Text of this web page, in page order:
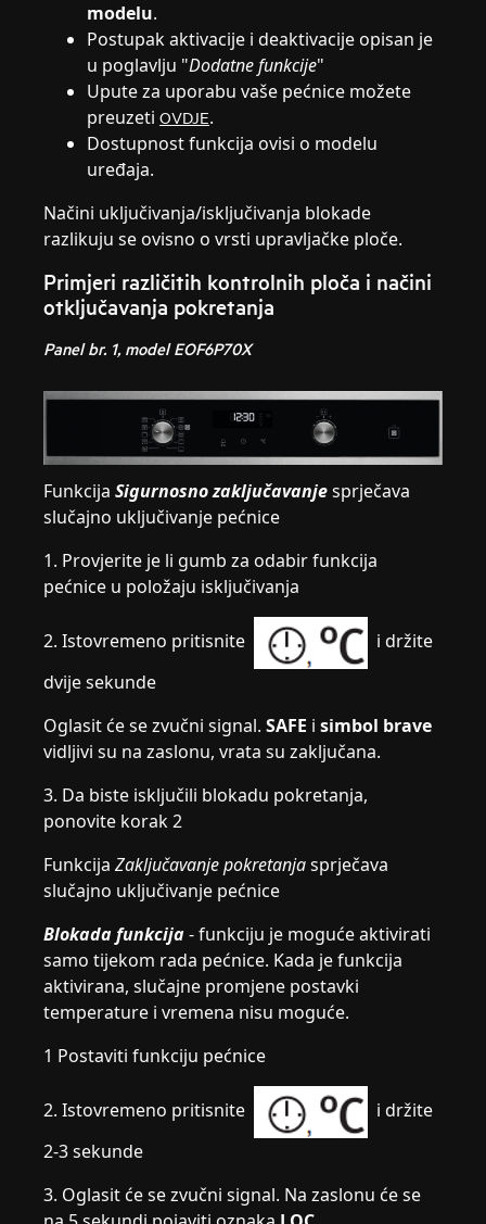
modelu.
Postupak aktivacije i deaktivacije opisan je
u poglavlju "Dodatne funkcije"
Upute za uporabu vaše pećnice možete
preuzetiOVDJE.
Dostupnost funkcija ovisi o modelu
uređaja.
Načini uključivanja/isključivanja blokade
razlikuju se ovisno o vrsti upravljačke ploče.
Primjeri različitih kontrolnih ploča i načini
otključavanja pokretanja
Panel br. 1, model EOF6P70X
FunkcijaSigurnosno zaključavanjesprječava
slučajno uključivanje pećnice
1. Provjerite je li gumb za odabir funkcija
pećnice u položaju isključivanja
2. Istovremeno pritisnite
i držite
dvije sekunde
Oglasit će se zvučni signal.SAFE isimbol brave
vidljivi su na zaslonu, vrata su zaključana.
3. Da biste isključili blokadu pokretanja,
ponovite korak 2
FunkcijaZaključavanje pokretanjasprječava
slučajno uključivanje pećnice
Blokada funkcija- funkciju je moguće aktivirati
samo tijekom rada pećnice. Kada je funkcija
aktivirana, slučajne promjene postavki
temperature i vremena nisu moguće.
1 Postaviti funkciju pećnice
2. Istovremeno pritisnite
i držite
2-3 sekunde
3. Oglasit će se zvučni signal. Na zaslonu će se